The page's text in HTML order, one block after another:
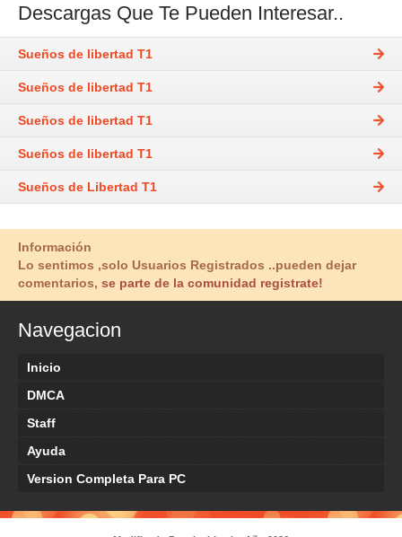
Descargas Que Te Pueden Interesar..
Sueños de libertad T1
Sueños de libertad T1
Sueños de libertad T1
Sueños de libertad T1
Sueños de Libertad T1
Información
Lo sentimos ,solo Usuarios Registrados ..pueden dejar
comentarios, se parte de la comunidad registrate!
Navegacion
Inicio
DMCA
Staff
Ayuda
Version Completa Para PC